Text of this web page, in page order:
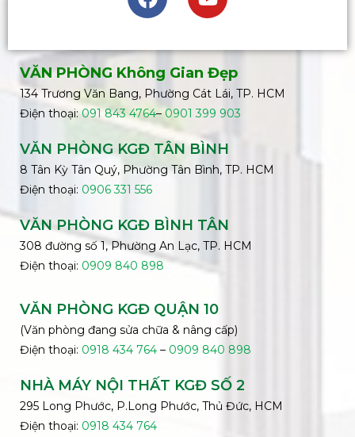
VĂN PHÒNG Không Gian Đẹp
134 Trương Văn Bang, Phường Cát Lái, TP. HCM
Điện thoại: 091 843 4764– 0901 399 903
VĂN PHÒNG KGĐ TÂN BÌNH
8 Tân Kỳ Tân Quý, Phường Tân Bình, TP. HCM
Điện thoại: 0906 331 556
VĂN PHÒNG KGĐ BÌNH TÂN
308 đường số 1, Phường An Lạc, TP. HCM
Điện thoại: 0909 840 898
VĂN PHÒNG KGĐ QUẬN 10
(Văn phòng đang sửa chữa & nâng cấp)
Điện thoại: 0918 434 764 – 0909 840 898
NHÀ MÁY NỘI THẤT KGĐ SỐ 2
295 Long Phước, P.Long Phước, Thủ Đức, HCM
Điện thoại: 0918 434 764